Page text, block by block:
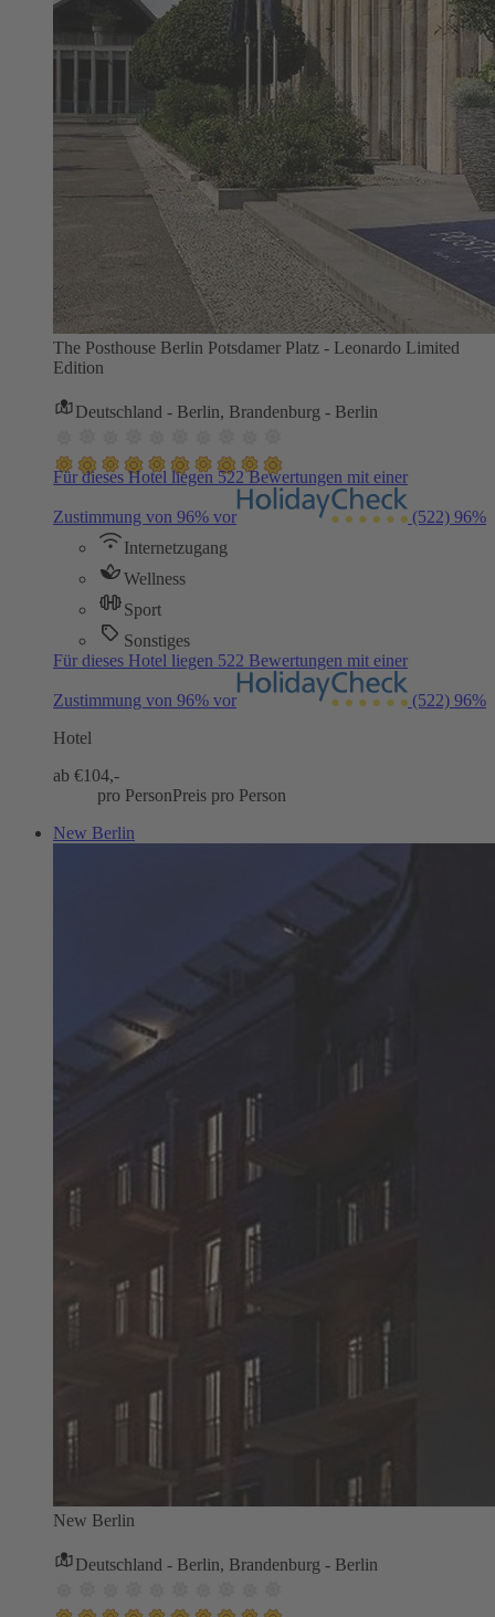
The Posthouse Berlin Potsdamer Platz - Leonardo Limited
Edition
Deutschland - Berlin, Brandenburg - Berlin
Für dieses Hotel liegen 522 Bewertungen mit einer
Zustimmung von 96% vor (522) 96%
Internetzugang
Wellness
Sport
Sonstiges
Für dieses Hotel liegen 522 Bewertungen mit einer
Zustimmung von 96% vor (522) 96%
Hotel
ab €104,-
pro PersonPreis pro Person
New Berlin
New Berlin
Deutschland - Berlin, Brandenburg - Berlin